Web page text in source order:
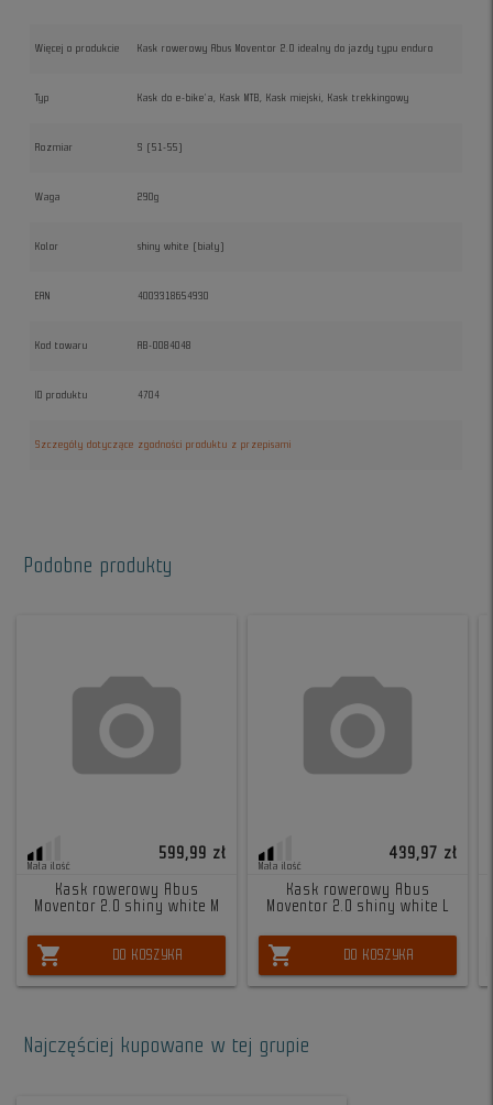
Więcej o produkcie Kask rowerowy Abus Moventor 2.0 idealny do jazdy typu enduro
Typ Kask do e-bike'a, Kask MTB, Kask miejski, Kask trekkingowy
Rozmiar S (51-55)
Waga 290g
Kolor shiny white (biały)
EAN 4003318654930
Kod towaru AB-0084048
ID produktu 4704
Szczegóły dotyczące zgodności produktu z przepisami
Podobne produkty
Mała ilość
599,99 zł
Kask rowerowy Abus
Moventor 2.0 shiny white M
shopping_cart DO KOSZYKA
Mała ilość
439,97 zł
Kask rowerowy Abus
Moventor 2.0 shiny white L
shopping_cart DO KOSZYKA
Najczęściej kupowane w tej grupie